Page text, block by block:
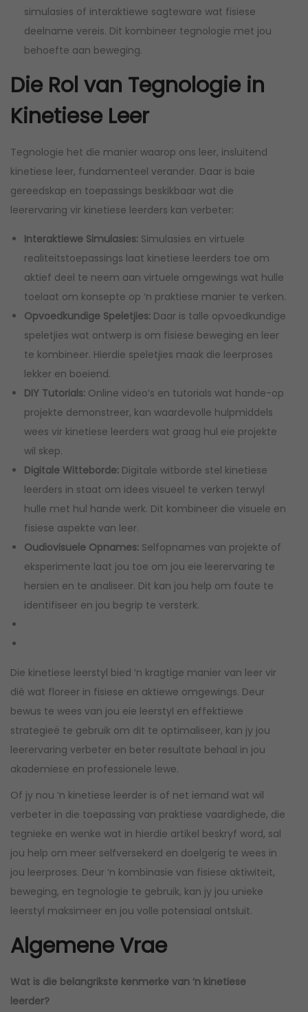
simulasies of interaktiewe sagteware wat fisiese
deelname vereis. Dit kombineer tegnologie met jou
behoefte aan beweging.
Die Rol van Tegnologie in
Kinetiese Leer
Tegnologie het die manier waarop ons leer, insluitend
kinetiese leer, fundamenteel verander. Daar is baie
gereedskap en toepassings beskikbaar wat die
leerervaring vir kinetiese leerders kan verbeter:
Interaktiewe Simulasies: Simulasies en virtuele
realiteitstoepassings laat kinetiese leerders toe om
aktief deel te neem aan virtuele omgewings wat hulle
toelaat om konsepte op ‘n praktiese manier te verken.
Opvoedkundige Speletjies: Daar is talle opvoedkundige
speletjies wat ontwerp is om fisiese beweging en leer
te kombineer. Hierdie speletjies maak die leerproses
lekker en boeiend.
DIY Tutorials: Online video’s en tutorials wat hande-op
projekte demonstreer, kan waardevolle hulpmiddels
wees vir kinetiese leerders wat graag hul eie projekte
wil skep.
Digitale Witteborde: Digitale witborde stel kinetiese
leerders in staat om idees visueel te verken terwyl
hulle met hul hande werk. Dit kombineer die visuele en
fisiese aspekte van leer.
Oudiovisuele Opnames: Selfopnames van projekte of
eksperimente laat jou toe om jou eie leerervaring te
hersien en te analiseer. Dit kan jou help om foute te
identifiseer en jou begrip te versterk.
Die kinetiese leerstyl bied ‘n kragtige manier van leer vir
dié wat floreer in fisiese en aktiewe omgewings. Deur
bewus te wees van jou eie leerstyl en effektiewe
strategieë te gebruik om dit te optimaliseer, kan jy jou
leerervaring verbeter en beter resultate behaal in jou
akademiese en professionele lewe.
Of jy nou ‘n kinetiese leerder is of net iemand wat wil
verbeter in die toepassing van praktiese vaardighede, die
tegnieke en wenke wat in hierdie artikel beskryf word, sal
jou help om meer selfversekerd en doelgerig te wees in
jou leerproses. Deur ‘n kombinasie van fisiese aktiwiteit,
beweging, en tegnologie te gebruik, kan jy jou unieke
leerstyl maksimeer en jou volle potensiaal ontsluit.
Algemene Vrae
Wat is die belangrikste kenmerke van ‘n kinetiese
leerder?